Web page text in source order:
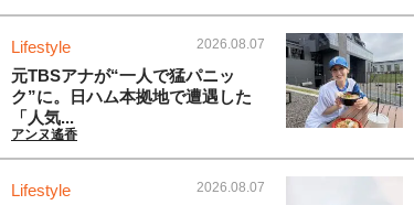
Lifestyle 2026.08.07
元TBSアナが“一人で猛パニッ
ク”に。日ハム本拠地で遭遇した
「人気...
アンヌ遙香
Lifestyle 2026.08.07